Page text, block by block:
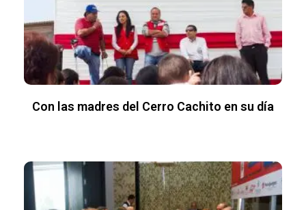
Con las madres del Cerro Cachito en su día